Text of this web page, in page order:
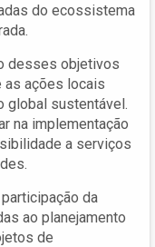
do ecossistema
desses objetivos
as ações locais
global sustentável.
na implementação
a serviços
da
ao planejamento
de